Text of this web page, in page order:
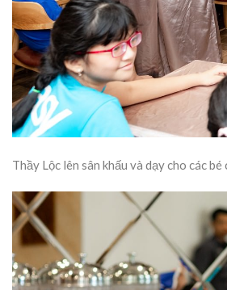
Thầy Lộc lên sân khấu và dạy cho các